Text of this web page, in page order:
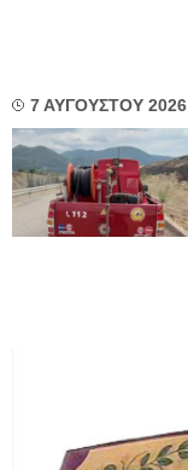
7 ΑΥΓΟΥΣΤΟΥ 2026